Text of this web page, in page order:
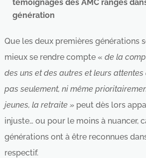
témoignages des AMC rangés
génération
Que les deux premières générations
mieux se rendre compte « de la
des uns et des autres et leurs
pas seulement, ni même
jeunes, la retraite »peut dès lors
injuste… ou pour le moins à nuancer,
générations ont à être reconnues
respectif.